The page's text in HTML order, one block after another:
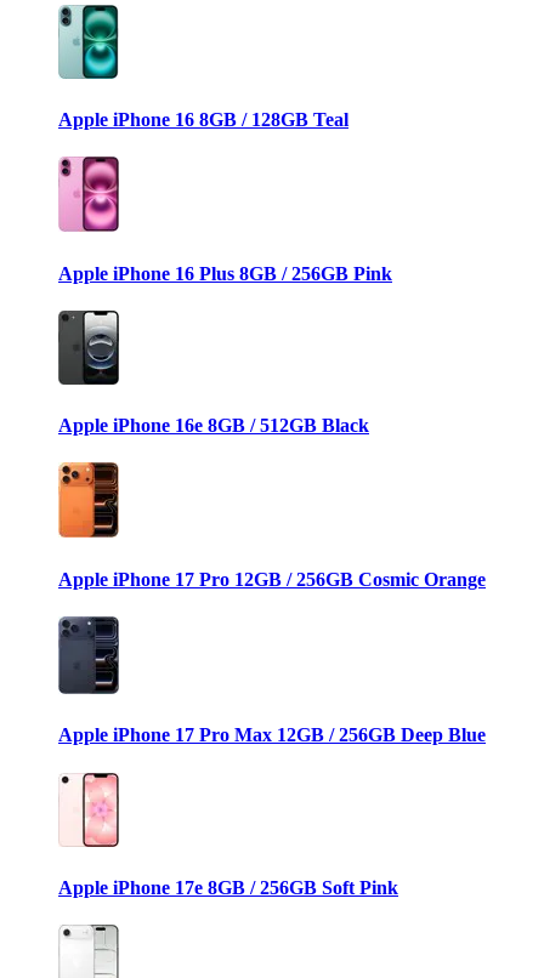
Apple iPhone 16 8GB / 128GB Teal
Apple iPhone 16 Plus 8GB / 256GB Pink
Apple iPhone 16e 8GB / 512GB Black
Apple iPhone 17 Pro 12GB / 256GB Cosmic Orange
Apple iPhone 17 Pro Max 12GB / 256GB Deep Blue
Apple iPhone 17e 8GB / 256GB Soft Pink